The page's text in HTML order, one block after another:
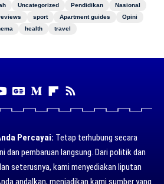
Uncategorized Pendidikan
Nasional
sport Apartment guides
Opini
health travel
Percayai: Tetap terhubung secara
dan pembaruan langsung. Dari politik dan
seterusnya, kami menyediakan liputan
andalkan, menjadikan kami sumber yang